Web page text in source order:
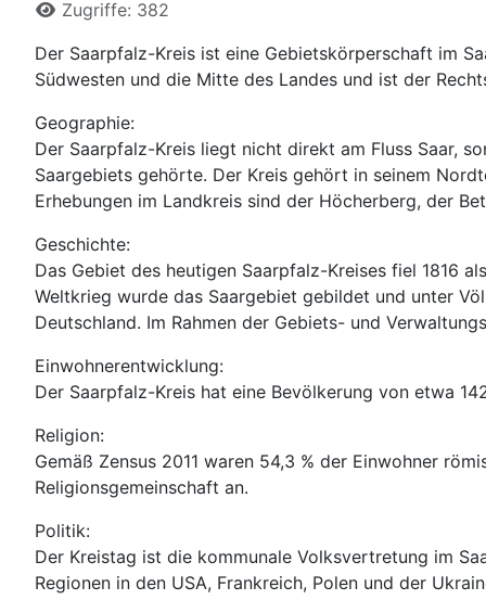
Zugriffe: 382
Der Saarpfalz-Kreis ist eine Gebietskörperschaft im
Südwesten und die Mitte des Landes und ist der
Geographie:
Der Saarpfalz-Kreis liegt nicht direkt am Fluss Saar,
Saargebiets gehörte. Der Kreis gehört in seinem
Erhebungen im Landkreis sind der Höcherberg, der
Geschichte:
Das Gebiet des heutigen Saarpfalz-Kreises fiel 1816
Weltkrieg wurde das Saargebiet gebildet und unter
Deutschland. Im Rahmen der Gebiets- und
Einwohnerentwicklung:
Der Saarpfalz-Kreis hat eine Bevölkerung von etwa
Religion:
Gemäß Zensus 2011 waren 54,3 % der Einwohner
Religionsgemeinschaft an.
Politik:
Der Kreistag ist die kommunale Volksvertretung im
Regionen in den USA, Frankreich, Polen und der